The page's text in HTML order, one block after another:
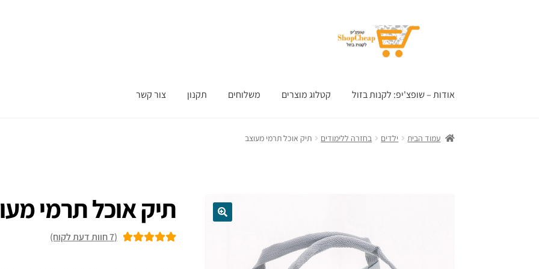
אודות – שופצ'יפ: לקנות בזול קטלוג מוצרים משלוחים תקנון צור קשר
עמוד הבית ילדים בחזרה ללימודים תיק אוכל תרמי מעוצב
תיק אוכל תרמי
(
7חוות דעת לקוח)